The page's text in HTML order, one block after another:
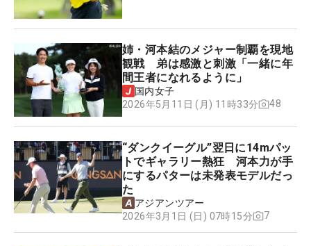
姉・河本結のメジャー制覇を現地
観戦 弟は感激と刺激「一緒に年
間王者になれるように」
国内女子
2026年5月11日 (月) 11時33分
48
“ダンクイーグル”翌日に14mパッ
トでギャラリー熱狂 河本力が手
にするパターは未発表モデルだっ
た
アジアンツアー
2026年3月1日 (日) 07時15分
7